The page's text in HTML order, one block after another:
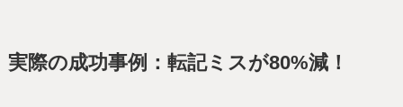
実際の成功事例：転記ミスが80%減！